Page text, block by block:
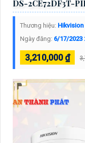
DS-2CE72DF3T-
Thương hiệu: Hikvision
Ngày đăng: 6/17/2023
3,210,000 ₫